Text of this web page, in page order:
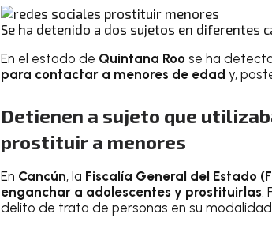
Se ha detenido a dos sujetos en diferentes
En el estado de Quintana Roo se ha
para contactar a menores de edad y,
Detienen a sujeto que
prostituir a menores
En Cancún, la Fiscalía General del Estado
enganchar a adolescentes y prostituirlas.
delito de trata de personas en su